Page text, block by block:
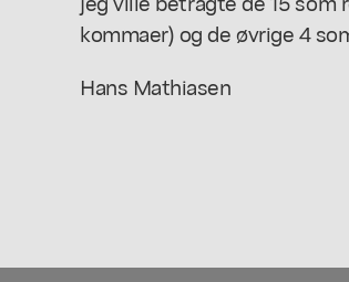
kommaer) og de øvrige 4
Hans Mathiasen